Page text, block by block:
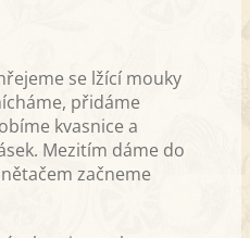
se lžící mouky
přidáme
kvasnice a
Mezitím dáme do
začneme